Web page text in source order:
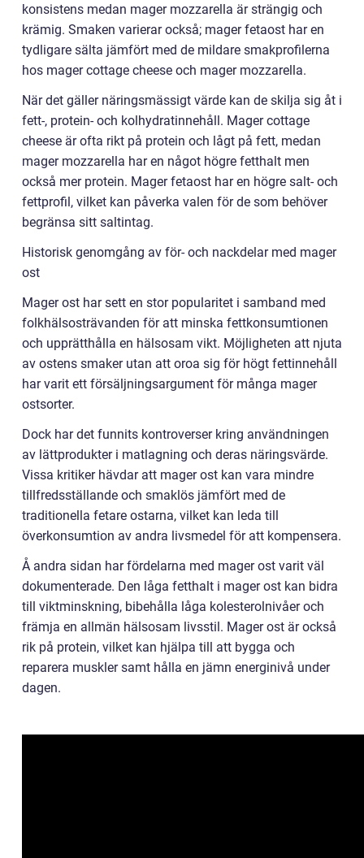
konsistens medan mager mozzarella är strängig och
krämig. Smaken varierar också; mager fetaost har en
tydligare sälta jämfört med de mildare smakprofilerna
hos mager cottage cheese och mager mozzarella.
När det gäller näringsmässigt värde kan de skilja sig åt i
fett-, protein- och kolhydratinnehåll. Mager cottage
cheese är ofta rikt på protein och lågt på fett, medan
mager mozzarella har en något högre fetthalt men
också mer protein. Mager fetaost har en högre salt- och
fettprofil, vilket kan påverka valen för de som behöver
begränsa sitt saltintag.
Historisk genomgång av för- och nackdelar med mager
ost
Mager ost har sett en stor popularitet i samband med
folkhälsosträvanden för att minska fettkonsumtionen
och upprätthålla en hälsosam vikt. Möjligheten att njuta
av ostens smaker utan att oroa sig för högt fettinnehåll
har varit ett försäljningsargument för många mager
ostsorter.
Dock har det funnits kontroverser kring användningen
av lättprodukter i matlagning och deras näringsvärde.
Vissa kritiker hävdar att mager ost kan vara mindre
tillfredsställande och smaklös jämfört med de
traditionella fetare ostarna, vilket kan leda till
överkonsumtion av andra livsmedel för att kompensera.
Å andra sidan har fördelarna med mager ost varit väl
dokumenterade. Den låga fetthalt i mager ost kan bidra
till viktminskning, bibehålla låga kolesterolnivåer och
främja en allmän hälsosam livsstil. Mager ost är också
rik på protein, vilket kan hjälpa till att bygga och
reparera muskler samt hålla en jämn energinivå under
dagen.